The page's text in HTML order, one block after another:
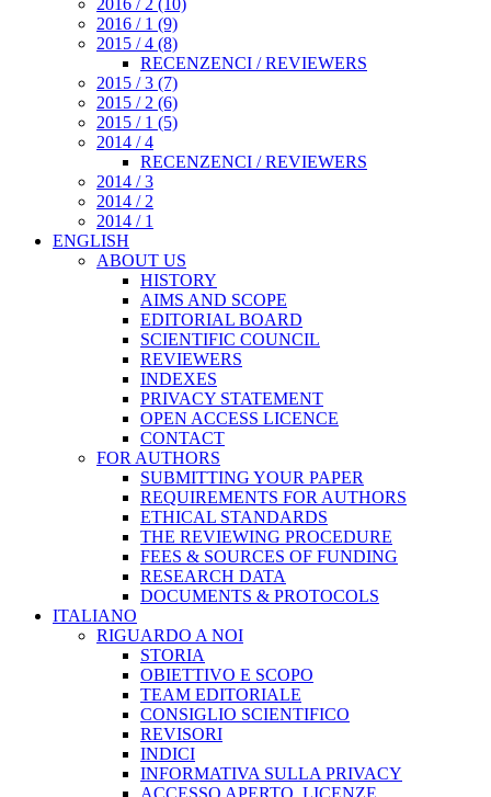
2016 / 2 (10)
2016 / 1 (9)
2015 / 4 (8)
RECENZENCI / REVIEWERS
2015 / 3 (7)
2015 / 2 (6)
2015 / 1 (5)
2014 / 4
RECENZENCI / REVIEWERS
2014 / 3
2014 / 2
2014 / 1
ENGLISH
ABOUT US
HISTORY
AIMS AND SCOPE
EDITORIAL BOARD
SCIENTIFIC COUNCIL
REVIEWERS
INDEXES
PRIVACY STATEMENT
OPEN ACCESS LICENCE
CONTACT
FOR AUTHORS
SUBMITTING YOUR PAPER
REQUIREMENTS FOR AUTHORS
ETHICAL STANDARDS
THE REVIEWING PROCEDURE
FEES & SOURCES OF FUNDING
RESEARCH DATA
DOCUMENTS & PROTOCOLS
ITALIANO
RIGUARDO A NOI
STORIA
OBIETTIVO E SCOPO
TEAM EDITORIALE
CONSIGLIO SCIENTIFICO
REVISORI
INDICI
INFORMATIVA SULLA PRIVACY
ACCESSO APERTO, LICENZE